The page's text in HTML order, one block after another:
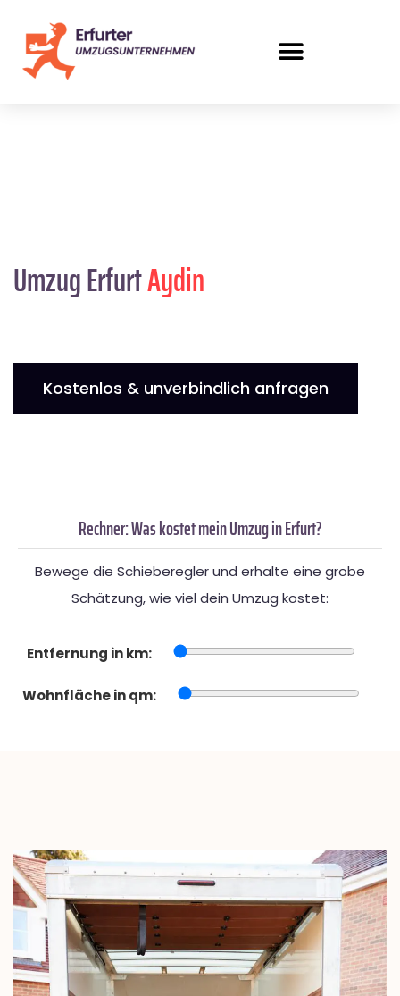
Umzug ErfurtAydin
Kostenlos & unverbindlich anfragen
Rechner: Was kostet mein Umzug in Erfurt?
Bewege die Schieberegler und erhalte eine grobe
Schätzung, wie viel dein Umzug kostet:
Entfernung in km:
Wohnfläche in qm: